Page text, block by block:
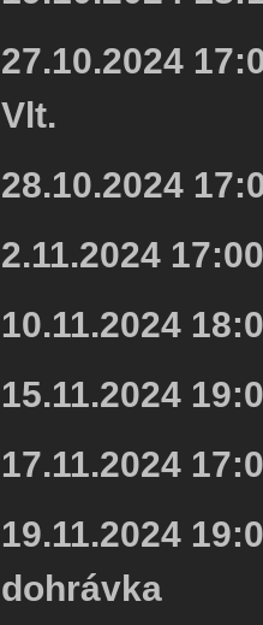
27.10.2024
Vlt.
28.10.2024
2.11.2024
10.11.2024
15.11.2024
17.11.2024
19.11.2024
dohrávka